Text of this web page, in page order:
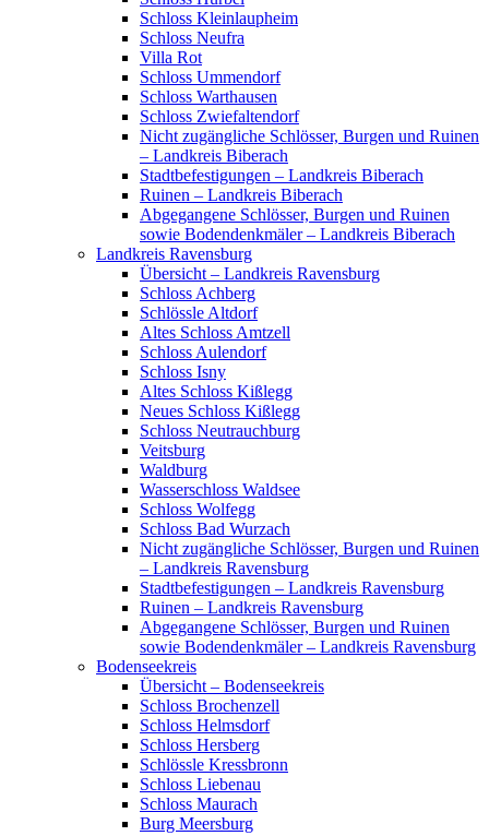
Schloss Kleinlaupheim
Schloss Neufra
Villa Rot
Schloss Ummendorf
Schloss Warthausen
Schloss Zwiefaltendorf
Nicht zugängliche Schlösser, Burgen und Ruinen
– Landkreis Biberach
Stadtbefestigungen – Landkreis Biberach
Ruinen – Landkreis Biberach
Abgegangene Schlösser, Burgen und Ruinen
sowie Bodendenkmäler – Landkreis Biberach
Landkreis Ravensburg
Übersicht – Landkreis Ravensburg
Schloss Achberg
Schlössle Altdorf
Altes Schloss Amtzell
Schloss Aulendorf
Schloss Isny
Altes Schloss Kißlegg
Neues Schloss Kißlegg
Schloss Neutrauchburg
Veitsburg
Waldburg
Wasserschloss Waldsee
Schloss Wolfegg
Schloss Bad Wurzach
Nicht zugängliche Schlösser, Burgen und Ruinen
– Landkreis Ravensburg
Stadtbefestigungen – Landkreis Ravensburg
Ruinen – Landkreis Ravensburg
Abgegangene Schlösser, Burgen und Ruinen
sowie Bodendenkmäler – Landkreis Ravensburg
Bodenseekreis
Übersicht – Bodenseekreis
Schloss Brochenzell
Schloss Helmsdorf
Schloss Hersberg
Schlössle Kressbronn
Schloss Liebenau
Schloss Maurach
Burg Meersburg